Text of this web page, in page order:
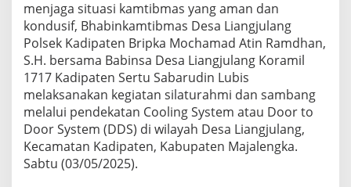
menjaga situasi kamtibmas yang aman dan
kondusif, Bhabinkamtibmas Desa Liangjulang
Polsek Kadipaten Bripka Mochamad Atin Ramdhan,
S.H. bersama Babinsa Desa Liangjulang Koramil
1717 Kadipaten Sertu Sabarudin Lubis
melaksanakan kegiatan silaturahmi dan sambang
melalui pendekatan Cooling System atau Door to
Door System (DDS) di wilayah Desa Liangjulang,
Kecamatan Kadipaten, Kabupaten Majalengka.
Sabtu (03/05/2025).